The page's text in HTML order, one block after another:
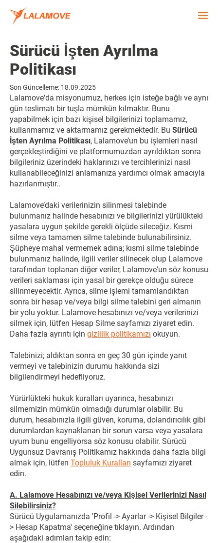
Sürücü İşten Ayrılma
Politikası
Son Güncelleme: 18.09.2025
Lalamove'da misyonumuz, herkes için isteğe bağlı ve aynı
gün teslimatı bir tuşla mümkün kılmaktır. Bunu
yapabilmek için bazı kişisel bilgilerinizi toplamamız,
kullanmamız ve aktarmamız gerekmektedir. Bu Sürücü
İşten Ayrılma Politikası, Lalamove’un bu işlemleri nasıl
gerçekleştirdiğini ve platformumuzdan ayrıldıktan sonra
bilgileriniz üzerindeki haklarınızı ve tercihlerinizi nasıl
kullanabileceğinizi anlamanıza yardımcı olmak amacıyla
hazırlanmıştır..
Lalamove’daki verilerinizin silinmesi talebinde
bulunmanız halinde hesabınızı ve bilgilerinizi yürülükteki
yasalara uygun şekilde gerekli ölçüde sileceğiz. Kısmi
silme veya tamamen silme talebinde bulunabilirsiniz.
Şüpheye mahal vermemek adına; kısmi silme talebinde
bulunmanız halinde, ilgili veriler silinecek olup Lalamove
tarafından toplanan diğer veriler, Lalamove'un söz konusu
verileri saklaması için yasal bir gerekçe olduğu sürece
silinmeyecektir. Ayrıca, silme işlemi tamamlandıktan
sonra bir hesap ve/veya bilgi silme talebini geri almanın
bir yolu yoktur. Lalamove hesabınızı ve/veya verilerinizi
silmek için, lütfen Hesap Silme sayfamızı ziyaret edin.
Daha fazla ayrıntı için gizlilik politikamızı okuyun.
Talebinizi; aldıktan sonra en geç 30 gün içinde yanıt
vermeyi ve talebinizin durumu hakkında sizi
bilgilendirmeyi hedefliyoruz.
Yürürlükteki hukuk kuralları uyarınca, hesabınızı
silmemizin mümkün olmadığı durumlar olabilir. Bu
durum, hesabınızla ilgili güven, koruma, dolandırıcılık gibi
durumlardan kaynaklanan bir sorun varsa veya yasalara
uyum bunu engelliyorsa söz konusu olabilir. Sürücü
Uygunsuz Davranış Politikamız hakkında daha fazla bilgi
almak için, lütfen Topluluk Kuralları sayfamızı ziyaret
edin.
A. Lalamove Hesabınızı ve/veya Kişisel Verilerinizi Nasıl
Silebilirsiniz?
Sürücü Uygulamanızda 'Profil -> Ayarlar -> Kişisel Bilgiler -
> Hesap Kapatma' seçeneğine tıklayın. Ardından
aşağıdaki adımları takip edin: